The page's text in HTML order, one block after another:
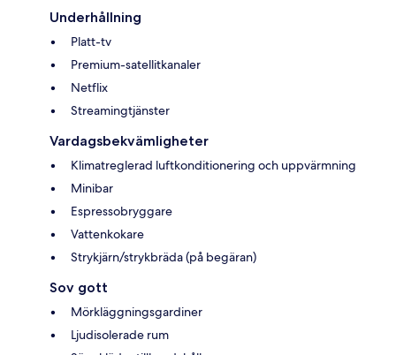
Underhållning
Platt-tv
Premium-satellitkanaler
Netflix
Streamingtjänster
Vardagsbekvämligheter
Klimatreglerad luftkonditionering och uppvärmning
Minibar
Espressobryggare
Vattenkokare
Strykjärn/strykbräda (på begäran)
Sov gott
Mörkläggningsgardiner
Ljudisolerade rum